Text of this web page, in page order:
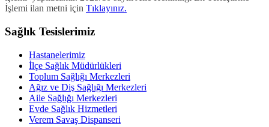
İşlemi ilan metni için Tıklayınız.
Sağlık Tesislerimiz
Hastanelerimiz
İlçe Sağlık Müdürlükleri
Toplum Sağlığı Merkezleri
Ağız ve Diş Sağlığı Merkezleri
Aile Sağlığı Merkezleri
Evde Sağlık Hizmetleri
Verem Savaş Dispanseri